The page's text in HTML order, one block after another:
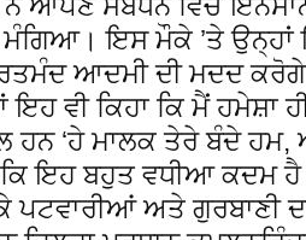
ਇਸ ਮੌਕੇ ’ਤੇ ਉਨ੍ਹਾਂ
ਆਦਮੀ ਦੀ ਮਦਦ ਕਰੋਗੇ
ਵੀ ਕਿਹਾ ਕਿ ਮੈਂ ਹਮੇਸ਼ਾ
ਹਨ ‘ਹੇ ਮਾਲਕ ਤੇਰੇ ਬੰਦੇ
ਇਹ ਬਹੁਤ ਵਧੀਆ ਕਦਮ ਹੈ
ਪਟਵਾਰੀਆਂ ਅਤੇ